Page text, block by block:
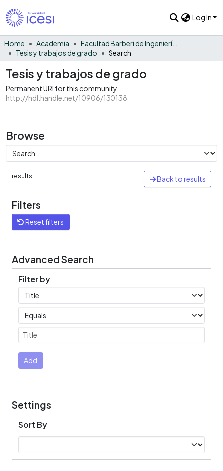
Log In
Home Academia
Facultad Barberi de Ingeniería, Diseño y Ciencias Aplicadas
Tesis y trabajos de grado
Search
Tesis y trabajos de grado
Permanent URI for this community
http://hdl.handle.net/10906/130138
Browse
results Back to results
Filters
Reset filters
Advanced Search
Filter by
Filters
Operators
Submit
Add
Settings
Sort By